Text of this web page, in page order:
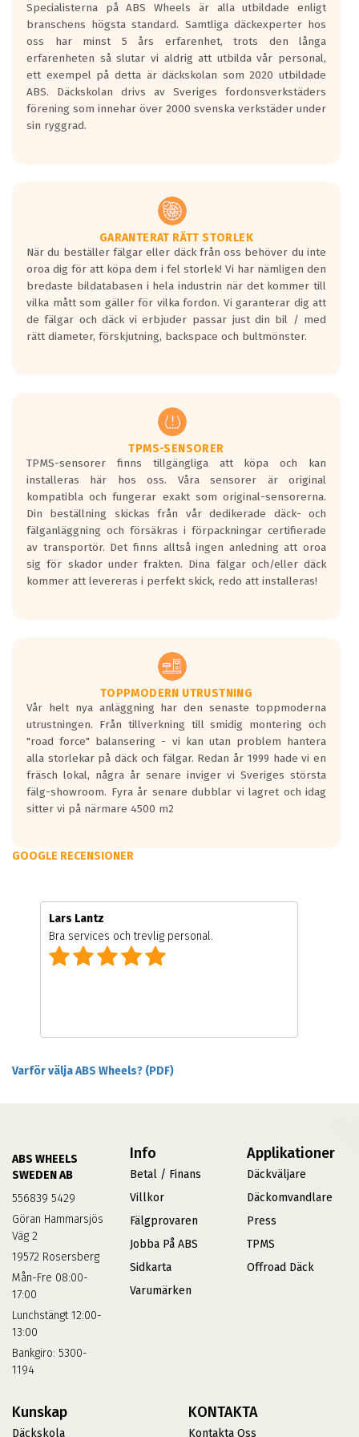
längsta.
Inga D eller G betyg delas ut för
personbilar och lätta lastbilar.
Betyget sätts efter ett test där däcken
skall bromsa in på en väg där det ligger
0.5-1.5 mm vatten.
I 80km/h kommer skillnaden på
Vid körning i över 50km/h brukar
rullmotståndets ljud överträffa
motorljudet.
På däckmärkningen kommer det finnas
en symbol av ett däck med vågar. Hög
bullernivå markeras med svarta vågor
medans de vita vågorna påvisar om det är
ett tyst däck.
regelverket som introduceras år 2016.
Ett däck med två svarta vågor är redan
godkända för år 2016 nya regelverk.
Ett däck med en svart våg kommer vara
minst tre decibel tystare än det
regelverk som börjar gälla 2016.
Specialisterna på ABS Wheels är alla utbildade enligt
branschens högsta standard. Samtliga däckexperter hos
oss har minst 5 års erfarenhet, trots den långa
erfarenheten så slutar vi aldrig att utbilda vår personal,
ett exempel på detta är däckskolan som 2020 utbildade
ABS. Däckskolan drivs av Sveriges fordonsverkstäders
förening som innehar över 2000 svenska verkstäder under
sin ryggrad.
GARANTERAT RÄTT STORLEK
När du beställer fälgar eller däck från oss behöver du inte
oroa dig för att köpa dem i fel storlek! Vi har nämligen den
bredaste bildatabasen i hela industrin när det kommer till
vilka mått som gäller för vilka fordon. Vi garanterar dig att
de fälgar och däck vi erbjuder passar just din bil / med
rätt diameter, förskjutning, backspace och bultmönster.
TPMS-SENSORER
TPMS-sensorer finns tillgängliga att köpa och kan
installeras här hos oss. Våra sensorer är original
kompatibla och fungerar exakt som original-sensorerna.
Din beställning skickas från vår dedikerade däck- och
fälganläggning och försäkras i förpackningar certifierade
av transportör. Det finns alltså ingen anledning att oroa
sig för skador under frakten. Dina fälgar och/eller däck
kommer att levereras i perfekt skick, redo att installeras!
TOPPMODERN UTRUSTNING
Vår helt nya anläggning har den senaste toppmoderna
utrustningen. Från tillverkning till smidig montering och
"road force" balansering - vi kan utan problem hantera
alla storlekar på däck och fälgar. Redan år 1999 hade vi en
fräsch lokal, några år senare inviger vi Sveriges största
fälg-showroom. Fyra år senare dubblar vi lagret och idag
sitter vi på närmare 4500 m2
GOOGLE RECENSIONER
Lars Lantz
Bra services och trevlig personal.
Varför välja ABS Wheels? (PDF)
ABS WHEELS
SWEDEN AB
556839 5429
Göran Hammarsjös
Väg 2
19572 Rosersberg
Mån-Fre 08:00-
17:00
Lunchstängt 12:00-
13:00
Bankgiro: 5300-
1194
Info
Betal / Finans
Villkor
Fälgprovaren
Jobba På ABS
Sidkarta
Varumärken
Applikationer
Däckväljare
Däckomvandlare
Press
TPMS
Offroad Däck
Kunskap
Däckskola
KONTAKTA
Kontakta Oss